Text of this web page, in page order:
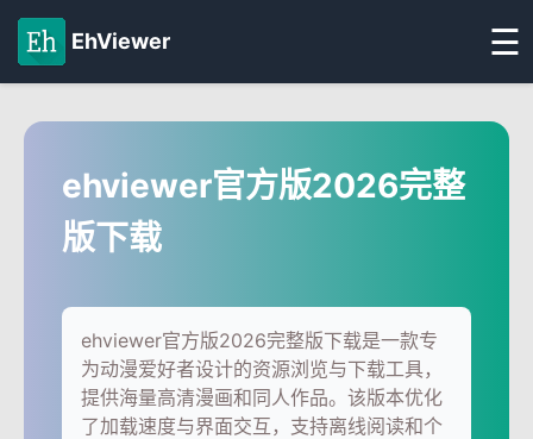
EhViewer ☰
ehviewer官方版2026完整
版下载
ehviewer官方版2026完整版下载是一款专
为动漫爱好者设计的资源浏览与下载工具，
提供海量高清漫画和同人作品。该版本优化
了加载速度与界面交互，支持离线阅读和个